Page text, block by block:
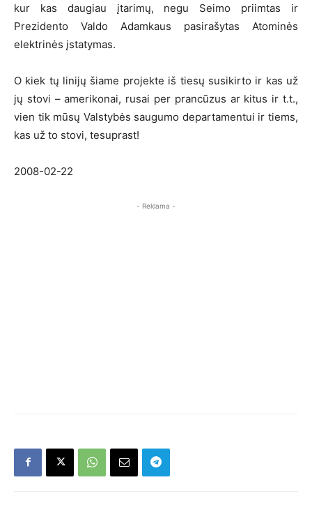
kur kas daugiau įtarimų, negu Seimo priimtas ir
Prezidento Valdo Adamkaus pasirašytas Atominės
elektrinės įstatymas.
O kiek tų linijų šiame projekte iš tiesų susikirto ir kas už
jų stovi – amerikonai, rusai per prancūzus ar kitus ir t.t.,
vien tik mūsų Valstybės saugumo departamentui ir tiems,
kas už to stovi, tesuprast!
2008-02-22
- Reklama -